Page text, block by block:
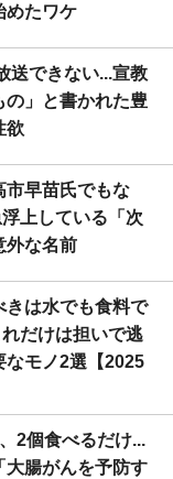
めたワケ
送できない...宣教
の」と書かれた豊
欲
市早苗氏でもな
上している「次
外な名前
きは水でも食料で
だけは担いで逃
なモノ2選【2025
2個食べるだけ...
大腸がんを予防す